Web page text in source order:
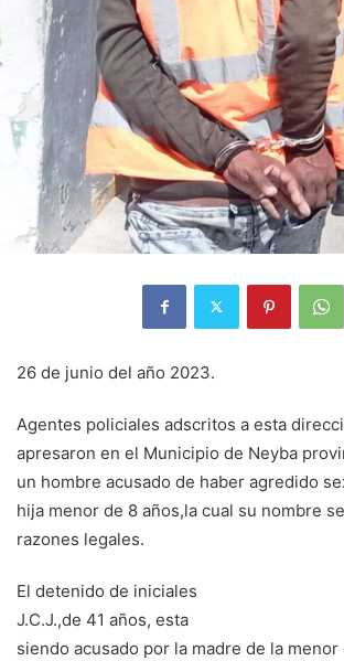
26 de junio del año 2023.
Agentes policiales adscritos a esta
apresaron en el Municipio de Neyba
un hombre acusado de haber agredido
hija menor de 8 años,la cual su nombre
razones legales.
El detenido de iniciales
J.C.J.,de 41 años, esta
siendo acusado por la madre de la menor